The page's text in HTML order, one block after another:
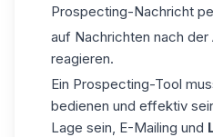
Prospecting-Nachricht
auf Nachrichten nach
reagieren.
Ein Prospecting-Tool
bedienen und effektiv
Lage sein, E-Mailing und